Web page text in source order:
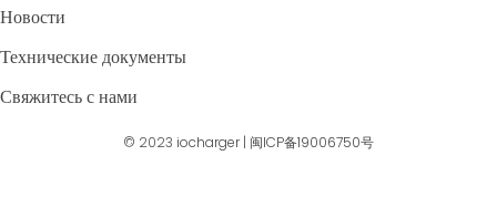
Новости
Технические документы
Свяжитесь с нами
© 2023 iocharger| 闽ICP备19006750号